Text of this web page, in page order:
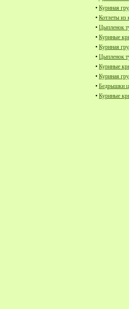
• Куриная
• Котлеты из
• Цыпленок
• Куриные
• Куриная
• Цыпленок
• Куриные
• Куриная
• Бедрышки
• Куриные